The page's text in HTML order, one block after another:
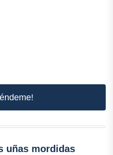
uñas mordidas